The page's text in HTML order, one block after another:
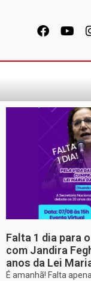
Falta 1 dia para
com Jandira
anos da Lei
É amanhã! Falta